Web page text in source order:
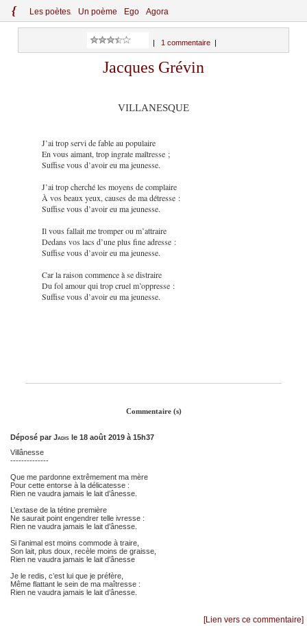
{ Les poètes Un poème Ego Agora
1 commentaire|
Jacques Grévin
VILLANESQUE
J’ai trop servi de fable au populaire
En vous aimant, trop ingrate maîtresse ;
Suffise vous d’avoir eu ma jeunesse.
J’ai trop cherché les moyens de complaire
À vos beaux yeux, causes de ma détresse :
Suffise vous d’avoir eu ma jeunesse.
Il vous fallait me tromper ou m’attraire
Dedans vos lacs d’une plus fine adresse :
Suffise vous d’avoir eu ma jeunesse.
Car la raison commence à se distraire
Du fol amour qui trop cruel m’oppresse :
Suffise vous d’avoir eu ma jeunesse.
Commentaire (s)
Déposé par Jadis le 18 août 2019 à 15h37
Villânesse
--------------
Que me pardonne extrêmement ma mère
Pour cette entorse à la délicatesse :
Rien ne vaudra jamais le lait d’ânesse.
L’extase de la tétine première
Ne saurait point engendrer telle ivresse :
Rien ne vaudra jamais le lait d’ânesse.
Si l’animal est moins commode à traire,
Son lait, plus doux, recèle moins de graisse,
Rien ne vaudra jamais le lait d’ânesse
Je le redis, c’est lui que je préfère,
Même flattant le sein de ma maîtresse :
Rien ne vaudra jamais le lait d’ânesse.
[Lien vers ce commentaire]